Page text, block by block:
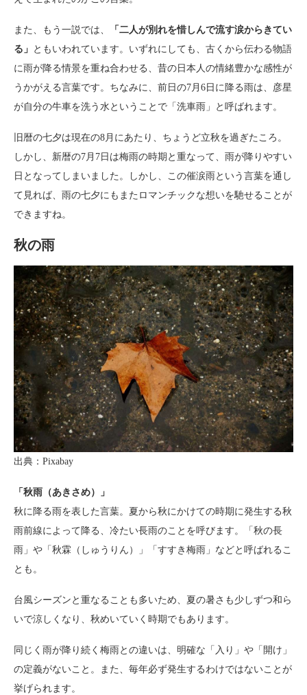
また、もう一説では、
「二人が別れを惜しんで流す涙からきてい
る」 ともいわれています。いずれにしても、古くから伝わる物語
に雨が降る情景を重ね合わせる、昔の日本人の情緒豊かな感性が
うかがえる言葉です。ちなみに、前日の7月6日に降る雨は、彦星
が自分の牛車を洗う水ということで「洗車雨」と呼ばれます。
旧暦の七夕は現在の8月にあたり、ちょうど立秋を過ぎたころ。
しかし、新暦の7月7日は梅雨の時期と重なって、雨が降りやすい
日となってしまいました。しかし、この催涙雨という言葉を通し
て見れば、雨の七夕にもまたロマンチックな想いを馳せることが
できますね。
秋の雨
出典：Pixabay
「秋雨（あきさめ）」
秋に降る雨を表した言葉。夏から秋にかけての時期に発生する秋
雨前線によって降る、冷たい長雨のことを呼びます。「秋の長
雨」や「秋霖（しゅうりん）」「すすき梅雨」などと呼ばれるこ
とも。
台風シーズンと重なることも多いため、夏の暑さも少しずつ和ら
いで涼しくなり、秋めいていく時期でもあります。
同じく雨が降り続く梅雨との違いは、明確な「入り」や「開け」
の定義がないこと。また、毎年必ず発生するわけではないことが
挙げられます。